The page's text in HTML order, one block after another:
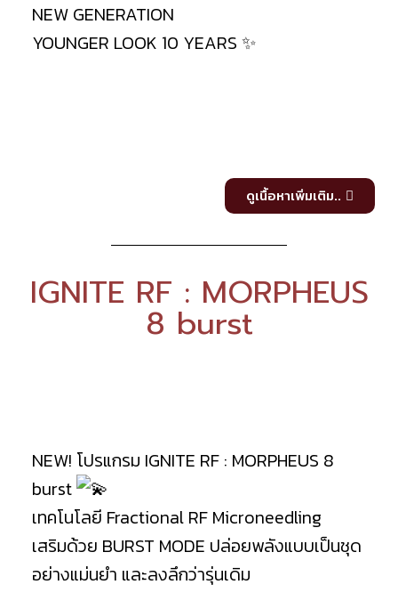
NEW GENERATION
YOUNGER LOOK 10 YEARS ✨
ดูเนื้อหาเพิ่มเติม..
IGNITE RF : MORPHEUS
8 burst
NEW! โปรแกรม IGNITE RF : MORPHEUS 8
burst
เทคโนโลยี Fractional RF Microneedling
เสริมด้วย BURST MODE ปล่อยพลังแบบเป็นชุด
อย่างแม่นยำ และลงลึกว่ารุ่นเดิม